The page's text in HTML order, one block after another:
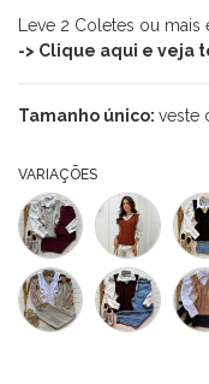
Leve 2 Coletes ou mais
-> Clique aqui e veja
Tamanho único: veste
VARIAÇÕES